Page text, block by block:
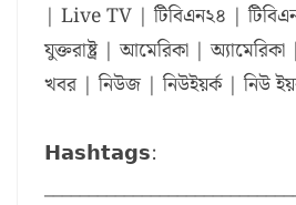
| Live TV | টিবিএন২৪ |
যুক্তরাষ্ট্র | আমেরিকা |
খবর | নিউজ | নিউইয়র্ক | নিউ
𝗛𝗮𝘀𝗵𝘁𝗮𝗴𝘀: